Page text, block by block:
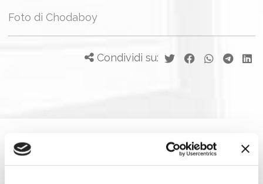
Foto di Chodaboy
Condividi su:
Job Meeting
MAGAZINE